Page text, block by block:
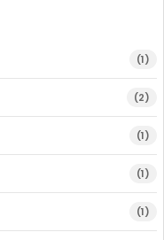
(1)
(2)
(1)
(1)
(1)